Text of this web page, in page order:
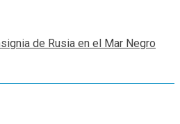
de Rusia en el Mar Negro